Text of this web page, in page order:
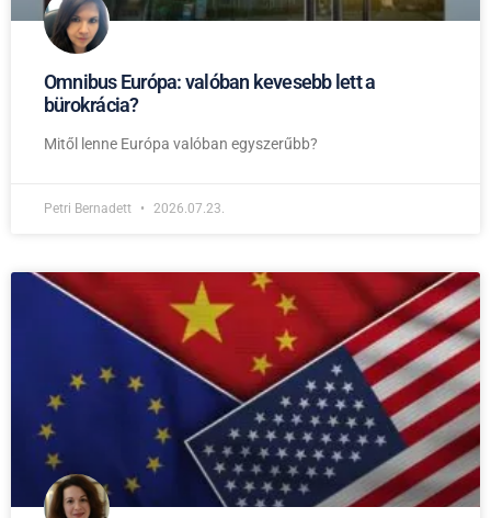
Omnibus Európa: valóban kevesebb lett a
bürokrácia?
Mitől lenne Európa valóban egyszerűbb?
Petri Bernadett 2026.07.23.